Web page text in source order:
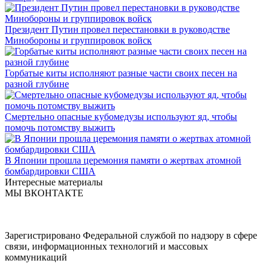
Президент Путин провел перестановки в руководстве
Минобороны и группировок войск
Горбатые киты исполняют разные части своих песен на
разной глубине
Смертельно опасные кубомедузы используют яд, чтобы
помочь потомству выжить
В Японии прошла церемония памяти о жертвах атомной
бомбардировки США
Интересные материалы
МЫ ВКОНТАКТЕ
Зарегистрировано Федеральной службой по надзору в сфере
связи, информационных технологий и массовых
коммуникаций